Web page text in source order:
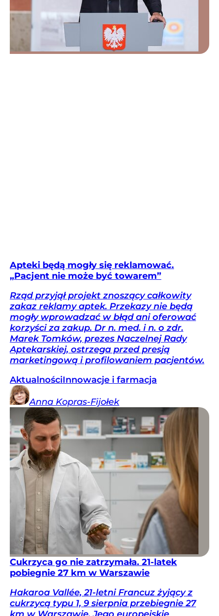
Apteki będą mogły się reklamować.
„Pacjent nie może być towarem”
Rząd przyjął projekt znoszący całkowity
zakaz reklamy aptek. Przekazy nie będą
mogły wprowadzać w błąd ani oferować
korzyści za zakup. Dr n. med. i n. o zdr.
Marek Tomków, prezes Naczelnej Rady
Aptekarskiej, ostrzega przed presją
marketingową i profilowaniem pacjentów.
AktualnościInnowacje i farmacja
Anna Kopras-Fijołek
Cukrzyca go nie zatrzymała. 21-latek
pobiegnie 27 km w Warszawie
Hakaroa Vallée, 21-letni Francuz żyjący z
cukrzycą typu 1, 9 sierpnia przebiegnie 27